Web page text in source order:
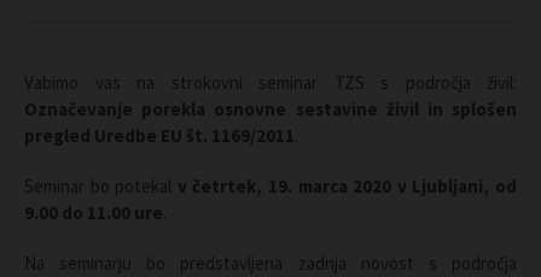
Vabimo vas na strokovni seminar TZS s področja živil:
Označevanje porekla osnovne sestavine živil in splošen
pregled Uredbe EU št. 1169/2011
Seminar bo potekal v četrtek, 19. marca 2020 v Ljubljani, od
9.00 do 11.00 ure
Na seminarju bo predstavljena zadnja novost s področja